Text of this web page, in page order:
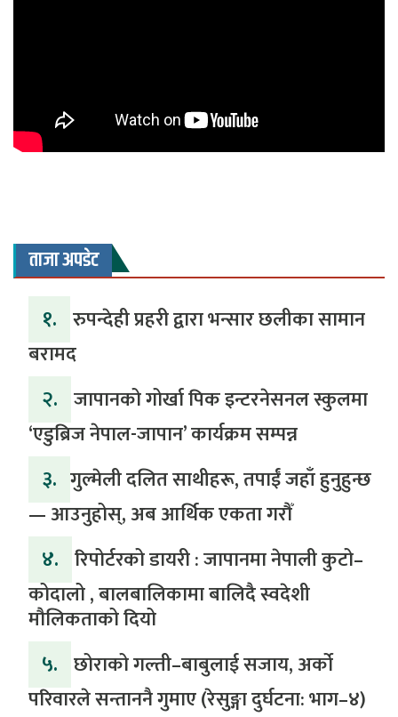
ताजा अपडेट
१. रुपन्देही प्रहरी द्वारा भन्सार छलीका सामान
बरामद
२. जापानको गोर्खा पिक इन्टरनेसनल स्कुलमा
‘एडुब्रिज नेपाल-जापान’ कार्यक्रम सम्पन्न
३. ​गुल्मेली दलित साथीहरू, तपाईं जहाँ हुनुहुन्छ
— आउनुहोस्, अब आर्थिक एकता गरौँ
४. रिपोर्टरको डायरी : जापानमा नेपाली कुटो–
कोदालो , बालबालिकामा बालिदै स्वदेशी
मौलिकताको दियो
५. ‎​छोराको गल्ती–बाबुलाई सजाय, अर्को
परिवारले सन्ताननै गुमाए (रेसुङ्गा दुर्घटना: भाग–४) ‎